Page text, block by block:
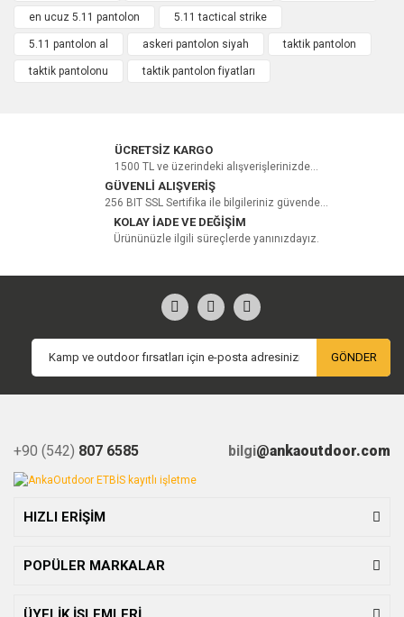
en ucuz 5.11 pantolon 5.11 tactical strike
5.11 pantolon al askeri pantolon siyah taktik pantolon
taktik pantolonu taktik pantolon fiyatları
ÜCRETSİZ KARGO
1500 TL ve üzerindeki alışverişlerinizde...
GÜVENLİ ALIŞVERİŞ
256 BIT SSL Sertifika ile bilgileriniz güvende...
KOLAY İADE VE DEĞİŞİM
Ürününüzle ilgili süreçlerde yanınızdayız.
GÖNDER
+90 (542) 807 6585 bilgi@ankaoutdoor.com
HIZLI ERİŞİM
POPÜLER MARKALAR